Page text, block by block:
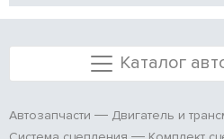
Каталог
Автозапчасти
Двигатель и